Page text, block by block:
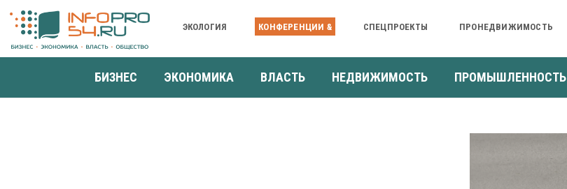
ЭКОЛОГИЯ КОНФЕРЕНЦИИ & СПЕЦПРОЕКТЫ ПРОНЕДВИЖИМОСТЬ
БИЗНЕС ЭКОНОМИКА ВЛАСТЬ НЕДВИЖИМОСТЬ ПРОМЫШЛЕННОСТЬ